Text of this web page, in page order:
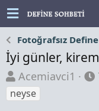
Fotoğrafsız
İyi günler,
K
o
n
Acemiavci1
neyse